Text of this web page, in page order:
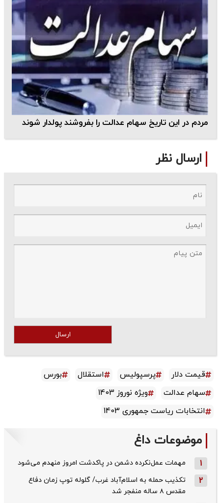
مردم در این تاریخ سهام عدالت را بفروشند پولدار شوند
ارسال نظر
ارسال
قیمت دلار پرسپولیس استقلال
بورس
سهام عدالت
ویژه نوروز 1403
انتخابات ریاست جمهوری 1403
موضوعات داغ
1 مهمات عمل‌نکرده دشمن در پاکدشت امروز منهدم می‌شود
2
تکذیب حمله به اسلام‌آباد غرب/ گلوله توپ زمان دفاع
مقدس ۸ ساله منفجر شد